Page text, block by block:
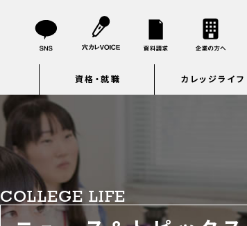
資格・就職 カレッジライフ
COLLEGE LIFE